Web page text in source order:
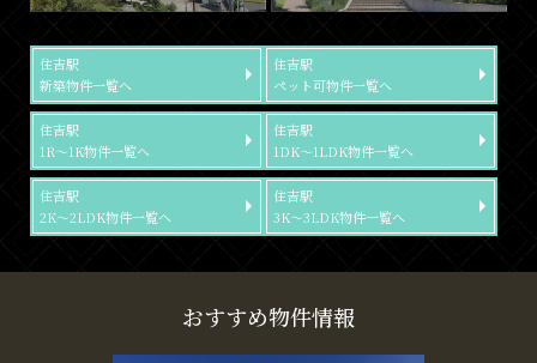
住吉駅
新築物件一覧へ
住吉駅
ペット可物件一覧へ
住吉駅
1R～1K物件一覧へ
住吉駅
1DK～1LDK物件一覧へ
住吉駅
2K～2LDK物件一覧へ
住吉駅
3K～3LDK物件一覧へ
おすすめ物件情報